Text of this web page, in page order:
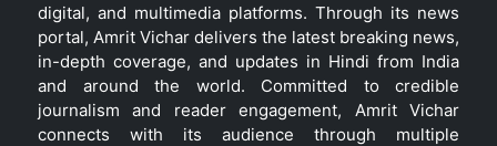
digital, and multimedia platforms. Through its news
portal, Amrit Vichar delivers the latest breaking news,
in-depth coverage, and updates in Hindi from India
and around the world. Committed to credible
journalism and reader engagement, Amrit Vichar
connects with its audience through multiple